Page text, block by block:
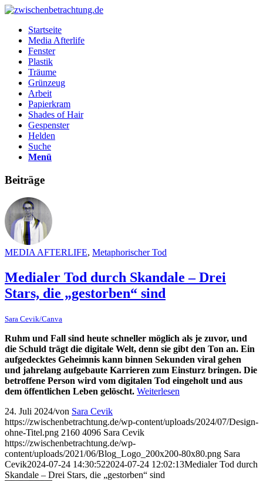
Startseite
Media Afterlife
Fenster
Plastik
Träume
Grünzeug
Arbeit
Papierkram
Shades of Hair
Gespenster
Helden
Suche
Menü
Beiträge
MEDIA AFTERLIFE, Metaphorischer Tod
Medialer Tod durch Skandale – Drei
Stars, die „gestorben“ sind
Sara Cevik/Canva
Ruhm und Fall sind heute schneller möglich als je zuvor, und
die Schuld trägt die digitale Welt, denn sie gibt den Ton an. Ein
aufgedecktes Geheimnis kann binnen Sekunden viral gehen
und jahrelang aufgebaute Karrieren zum Einsturz bringen. Die
betroffene Person wird vom digitalen Tod eingeholt und aus
dem öffentlichen Leben gelöscht. Weiterlesen
24. Juli 2024/von Sara Cevik
https://zwischenbetrachtung.de/wp-content/uploads/2024/07/Design-
ohne-Titel.png 2160 4096 Sara Cevik
https://zwischenbetrachtung.de/wp-
content/uploads/2021/06/Blog_Logo_200x200-80x80.png Sara
Cevik2024-07-24 14:30:522024-07-24 12:02:13Medialer Tod durch
Skandale – Drei Stars, die „gestorben“ sind